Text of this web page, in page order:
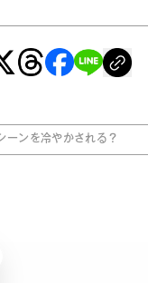
ーンを冷やかされる？